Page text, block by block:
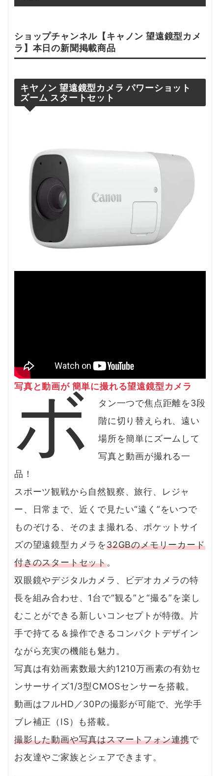
ショップチャンネル【キャノン 望遠鏡型カメ
ラ 】本日の新聞掲載商品
キヤノン 望遠鏡型カメラ パワーショット
ズーム スタートセット
写真と動画が 簡単に撮れる望遠鏡型カメラ
ボ
タン一つで焦点距離を3段
階に切り替えられ、遠い
場所を簡単にズームして
写真と動画が撮れる一
品！
スポーツ観戦から自然観察、旅行、レジャ
ー、日常まで、近くで見たい“遠く”をいつで
ものぞける、そのまま撮れる、ポケットサイ
ズの望遠鏡型カメラを32GBのメモリーカード
付きのスタートセット。
双眼鏡やデジタルカメラ、ビデオカメラの特
長を組み合わせ、1台で“観る”と“撮る”を楽し
むことができる新しいコンセプトが特徴。片
手で持てる＆操作できるコンパクトデザイン
ながら充実の機能も魅力。
写真は有効画素数最大約1210万画素の有効セ
ンサーサイズ1/3型CMOSセンサーを搭載。
動画はフルHD／30Pの撮影が可能で、光学手
ブレ補正（IS）も搭載。
撮影した動画や写真はスマートフォン連携で
お友達やご家族とシェアできます。